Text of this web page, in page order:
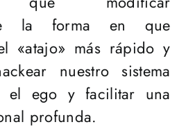
la forma en que
«atajo» más rápido y
nuestro sistema
el ego y facilitar una
profunda.